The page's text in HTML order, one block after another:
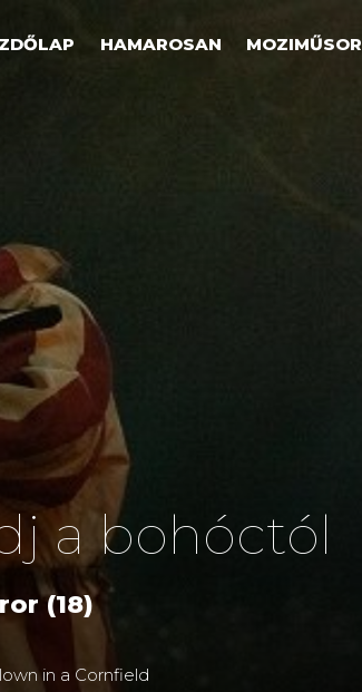
HAMAROSAN MOZIMŰSOR
a bohóctól
(18)
in a Cornfield